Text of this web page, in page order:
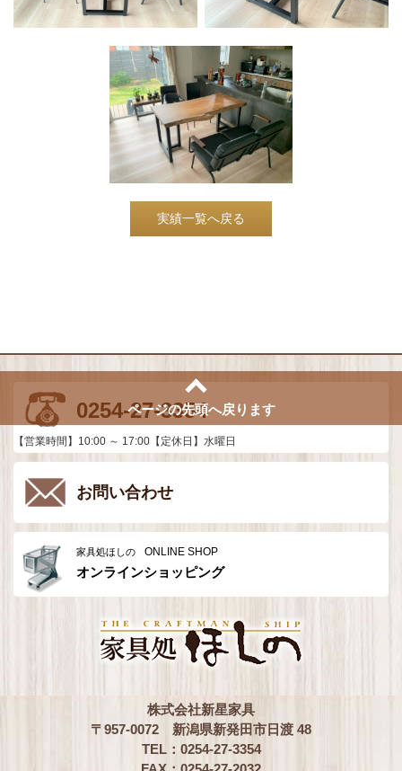
実績一覧へ戻る
ページの先頭へ戻ります
0254-27-3354
【営業時間】10:00 ～ 17:00【定休日】水曜日
お問い合わせ
家具処ほしの ONLINE SHOP
オンラインショッピング
株式会社新星家具
〒957-0072 新潟県新発田市日渡 48
TEL：0254-27-3354